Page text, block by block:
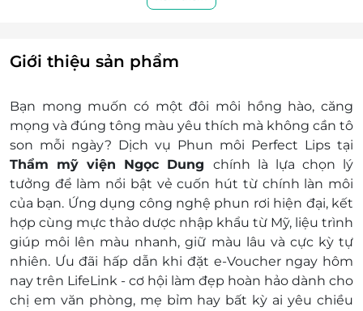
Thời gian 1 lần sử dụng dịch vụ: 90 - 120 phút
đảm bảo được phục vụ tốt nhất
Không nhận khách hàng đến trực tiếp nếu
chưa đăng ký trước
Thông tin liên hệ:
Hotline: *3232 hoặc 18006377
Điều kiện khác:
e-Voucher/e-Coupon không có giá trị quy đổi
thành tiền mặt, không hoàn lại tiền thừa
Không áp dụng đồng thời với chương trình
khuyến mại khác
Giới thiệu sản phẩm
Bạn mong muốn có một đôi môi hồng hào, căng
mọng và đúng tông màu yêu thích mà không cần tô
son mỗi ngày? Dịch vụ Phun môi Perfect Lips tại
Thẩm mỹ viện Ngọc Dung chính là lựa chọn lý
tưởng để làm nổi bật vẻ cuốn hút từ chính làn môi
của bạn. Ứng dụng công nghệ phun rơi hiện đại, kết
hợp cùng mực thảo dược nhập khẩu từ Mỹ, liệu trình
giúp môi lên màu nhanh, giữ màu lâu và cực kỳ tự
nhiên. Ưu đãi hấp dẫn khi đặt e-Voucher ngay hôm
nay trên LifeLink - cơ hội làm đẹp hoàn hảo dành cho
chị em văn phòng, mẹ bỉm hay bất kỳ ai yêu chiều